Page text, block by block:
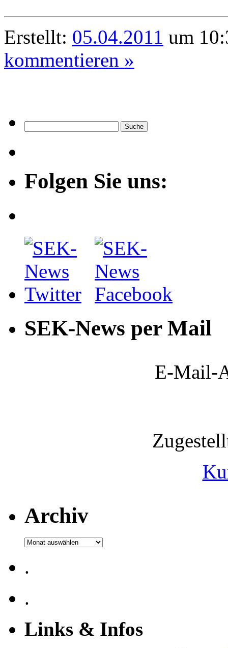
Erstellt: 05.04.2011 um
kommentieren »
Folgen Sie uns:
SEK-News per Mail
E-Mail-
Archiv
Archiv
.
.
Links & Infos